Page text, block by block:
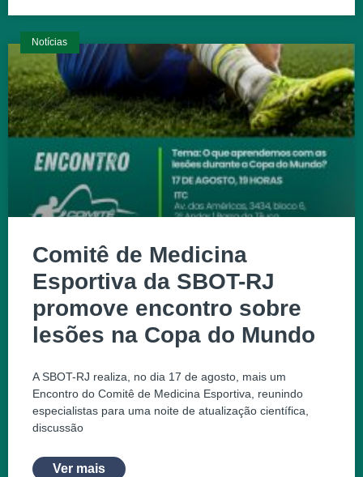
Notícias
Comitê de Medicina
Esportiva da SBOT-RJ
promove encontro sobre
lesões na Copa do Mundo
A SBOT-RJ realiza, no dia 17 de agosto, mais um
Encontro do Comitê de Medicina Esportiva, reunindo
especialistas para uma noite de atualização científica,
discussão
Ver mais